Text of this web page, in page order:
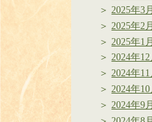
2025年3月
2025年2月
2025年1月
2024年12
2024年11
2024年10
2024年9月